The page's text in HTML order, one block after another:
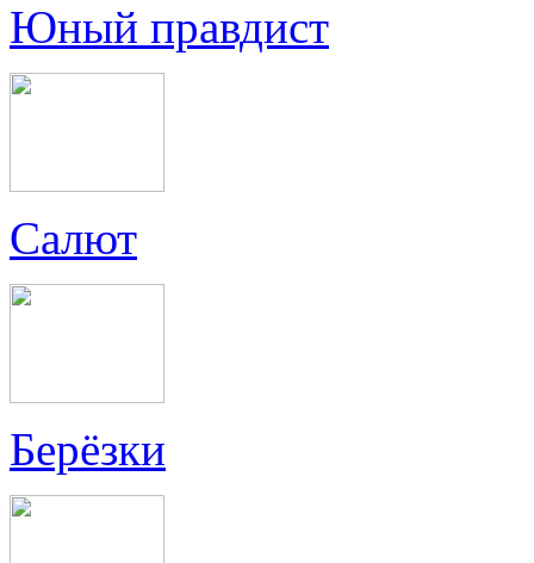
Юный правдист
Салют
Берёзки